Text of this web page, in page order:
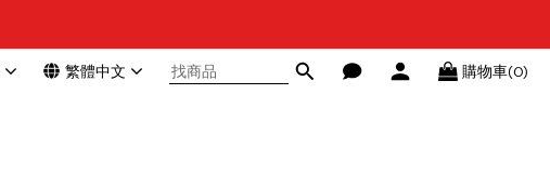
繁體中文 購物車(0)